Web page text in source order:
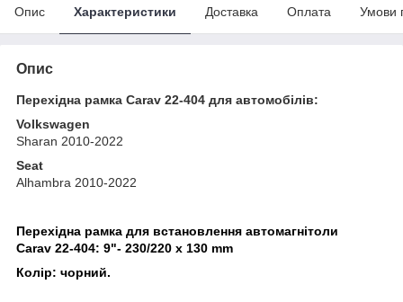
Опис Характеристики Доставка Оплата Умови
Опис
Перехідна рамка Carav 22-404 для автомобілів:
Volkswagen
Sharan 2010-2022
Seat
Alhambra 2010-2022
Перехідна рамка для встановлення автомагнітоли
Carav 22-404: 9"- 230/220 х 130 mm
Колір: чорний.